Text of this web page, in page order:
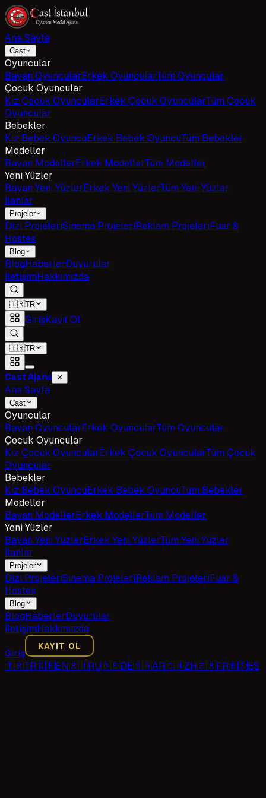
Ana Sayfa
Cast
Oyuncular
Bayan OyuncularErkek OyuncularTüm Oyuncular
Çocuk Oyuncular
Kız Çocuk OyuncularErkek Çocuk OyuncularTüm Çocuk
Oyuncular
Bebekler
Kız Bebek OyuncuErkek Bebek OyuncuTüm Bebekler
Modeller
Bayan ModellerErkek ModellerTüm Modeller
Yeni Yüzler
Bayan Yeni YüzlerErkek Yeni YüzlerTüm Yeni Yüzler
İlanlar
Projeler
Dizi ProjeleriSinema ProjeleriReklam ProjeleriFuar &
Hostes
Blog
BlogHaberlerDuyurular
İletişimHakkımızda
🇹🇷TR
GirişKayıt Ol
🇹🇷TR
Cast Ajans ✕
Ana Sayfa
Cast
Oyuncular
Bayan OyuncularErkek OyuncularTüm Oyuncular
Çocuk Oyuncular
Kız Çocuk OyuncularErkek Çocuk OyuncularTüm Çocuk
Oyuncular
Bebekler
Kız Bebek OyuncuErkek Bebek OyuncuTüm Bebekler
Modeller
Bayan ModellerErkek ModellerTüm Modeller
Yeni Yüzler
Bayan Yeni YüzlerErkek Yeni YüzlerTüm Yeni Yüzler
İlanlar
Projeler
Dizi ProjeleriSinema ProjeleriReklam ProjeleriFuar &
Hostes
Blog
BlogHaberlerDuyurular
İletişimHakkımızda
Giriş
KAYIT OL
🇹🇷TR🇬🇧EN🇷🇺RU🇩🇪DE🇸🇦AR🇨🇳ZH🇫🇷FR🇪🇸ES